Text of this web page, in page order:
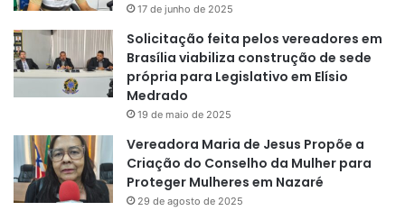
17 de junho de 2025
Solicitação feita pelos vereadores em
Brasília viabiliza construção de sede
própria para Legislativo em Elísio
Medrado
19 de maio de 2025
Vereadora Maria de Jesus Propõe a
Criação do Conselho da Mulher para
Proteger Mulheres em Nazaré
29 de agosto de 2025